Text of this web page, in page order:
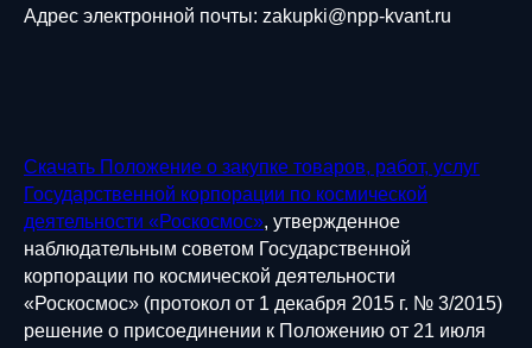
Адрес электронной почты: zakupki@npp-kvant.ru
Скачать Положение о закупке товаров, работ, услуг
Государственной корпорации по космической
деятельности «Роскосмос», утвержденное
наблюдательным советом Государственной
корпорации по космической деятельности
«Роскосмос» (протокол от 1 декабря 2015 г. № 3/2015)
решение о присоединении к Положению от 21 июля